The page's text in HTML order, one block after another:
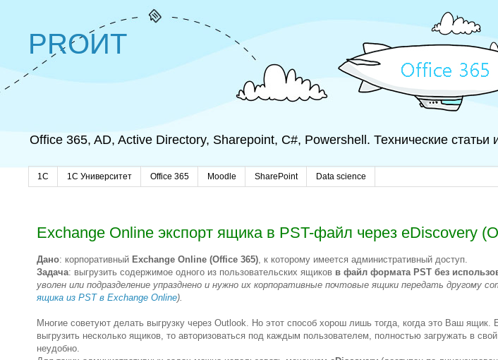
PROИТ
Office 365, AD, Active Directory, Sharepoint, C#, Powershell. Технические статьи
1C 1С Университет Office 365 Moodle SharePoint Data science
Exchange Online экспорт ящика в PST-файл через eDiscovery
Дано: корпоративный Exchange Online (Office 365), к которому имеется административный доступ.
Задача: выгрузить содержимое одного из пользовательских ящиков в файл формата PST без
уволен или подразделение упразднено и нужно их корпоративные почтовые ящики передать другому
ящика из PST в Exchange Online).
Многие советуют делать выгрузку через Outlook. Но этот способ хорош лишь тогда, когда это Ваш
выгрузить несколько ящиков, то авторизоваться под каждым пользователем, полностью загружать в
неудобно.